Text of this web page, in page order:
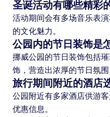
圣诞活动有哪些精彩
活动期间会有多场音乐表
的文化魅力。
公园内的节日装饰是
挪威公园的节日装饰包括
饰，营造出浓厚的节日氛围
旅行期间附近的酒店
公园附近有多家酒店供游
优惠信息。